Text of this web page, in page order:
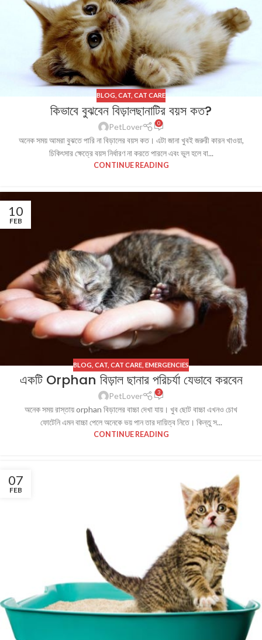
BLOG CAT CAT CARE
কিভাবে বুঝবেন বিড়ালছানাটির বয়স কত?
PetLover 0
অনেক সময় আমরা বুঝতে পারি না বিড়ালের বয়স কত। এটা জানা খুবই জরুরী কারন খাওয়া,
চিকিৎসার ক্ষেত্রে বয়স নির্ধারণ না করতে পারলে এবং ভুল হলে বা...
CONTINUE READING
10
FEB
BLOG CAT CAT CARE EMERGENCIES
একটি Orphan বিড়াল ছানার পরিচর্যা যেভাবে করবেন
PetLover 3
অনেক সময় রাস্তায় orphan বিড়ালের বাচ্চা দেখা যায়। খুব ছোট বাচ্চা এখনও চোখ
ফোটেনি এমন বাচ্চা পেলে অনেকে ভয় পান তার দায়িত্ব নিতে। কিন্তু স...
CONTINUE READING
07
FEB